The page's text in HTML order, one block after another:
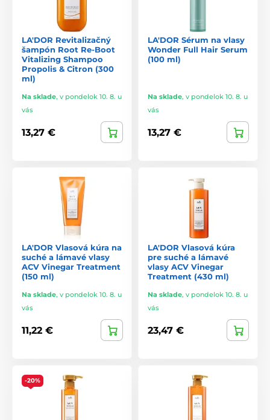
LA'DOR Revitalizačný
šampón Root Re-Boot
Vitalizing Shampoo
Propolis & Citron (300
ml)
Na sklade, v pondelok 10. 8. u
vás
13,27 €
LA'DOR Sérum na vlasy
Wonder Full Hair Serum
(100 ml)
Na sklade, v pondelok 10. 8. u
vás
13,27 €
LA'DOR Vlasová kúra na
suché a lámavé vlasy
ACV Vinegar Treatment
(150 ml)
Na sklade, v pondelok 10. 8. u
vás
11,22 €
LA'DOR Vlasová kúra
pre suché a lámavé
vlasy ACV Vinegar
Treatment (430 ml)
Na sklade, v pondelok 10. 8. u
vás
23,47 €
-20%